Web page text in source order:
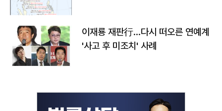
이재룡 재판行…다시 떠오른 연예계
'사고 후 미조치' 사례